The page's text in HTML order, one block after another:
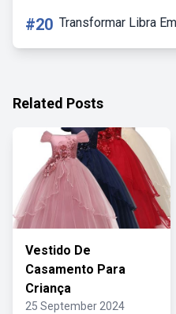
#20 Transformar Libra
Related Posts
Vestido De
Casamento Para
Criança
25 September 2024